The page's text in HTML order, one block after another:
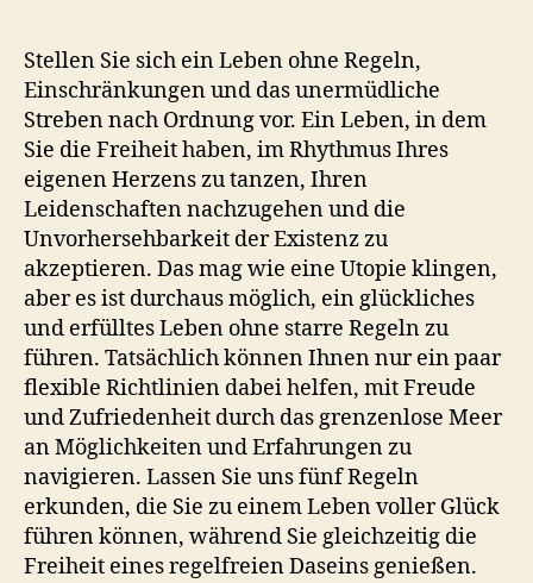
Stellen Sie sich ein Leben ohne Regeln,
Einschränkungen und das unermüdliche
Streben nach Ordnung vor. Ein Leben, in dem
Sie die Freiheit haben, im Rhythmus Ihres
eigenen Herzens zu tanzen, Ihren
Leidenschaften nachzugehen und die
Unvorhersehbarkeit der Existenz zu
akzeptieren. Das mag wie eine Utopie klingen,
aber es ist durchaus möglich, ein glückliches
und erfülltes Leben ohne starre Regeln zu
führen. Tatsächlich können Ihnen nur ein paar
flexible Richtlinien dabei helfen, mit Freude
und Zufriedenheit durch das grenzenlose Meer
an Möglichkeiten und Erfahrungen zu
navigieren. Lassen Sie uns fünf Regeln
erkunden, die Sie zu einem Leben voller Glück
führen können, während Sie gleichzeitig die
Freiheit eines regelfreien Daseins genießen.